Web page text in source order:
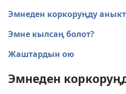
Эмнеден коркоруңду
Эмне кылсаң болот?
Жаштардын ою
Эмнеден